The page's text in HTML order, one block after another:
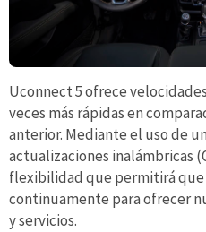
Uconnect 5 ofrece
veces más rápidas en
anterior. Mediante el uso de
actualizaciones inalámbricas
flexibilidad que permitirá
continuamente para ofrecer
y servicios.